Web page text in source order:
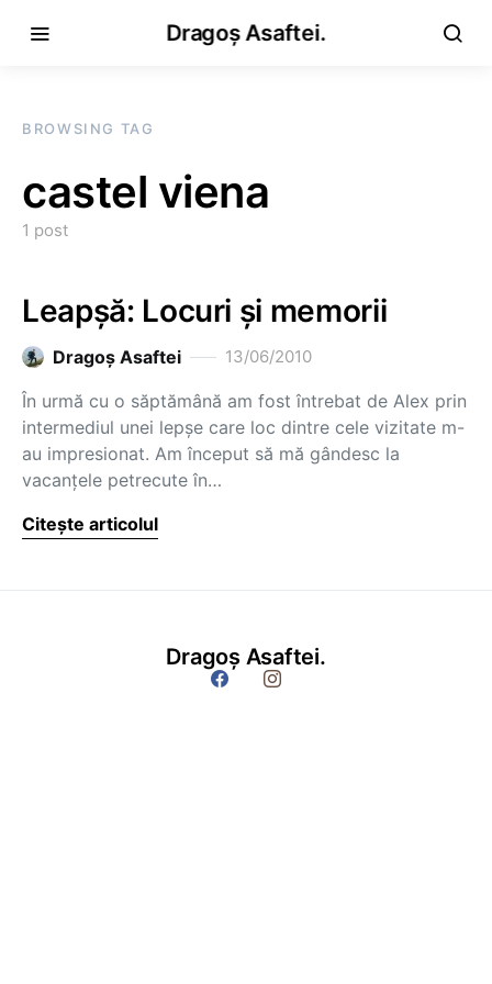
Dragoș Asaftei.
BROWSING TAG
castel viena
1 post
Leapşă: Locuri şi memorii
Dragoş Asaftei 13/06/2010
În urmă cu o săptămână am fost întrebat de Alex prin
intermediul unei lepşe care loc dintre cele vizitate m-
au impresionat. Am început să mă gândesc la
vacanţele petrecute în…
Citește articolul
Dragoș Asaftei.